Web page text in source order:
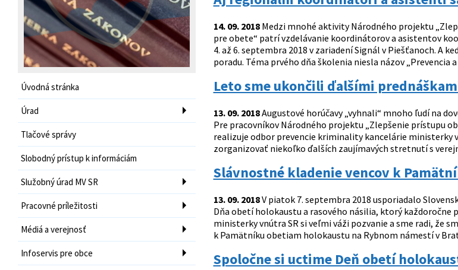
Úvodná stránka
Úrad
Tlačové správy
Slobodný prístup k informáciám
Služobný úrad MV SR
Pracovné príležitosti
Médiá a verejnosť
Infoservis pre obce
14. 09. 2018Medzi mnohé aktivity Národného projektu
pre obete“ patrí vzdelávanie koordinátorov a asistentov
4. až 6. septembra 2018 v zariadení Signál v Piešťanoch.
poradu. Téma prvého dňa školenia niesla názov „Prevencia a
Leto sme ukončili ďalšími
13. 09. 2018Augustové horúčavy „vyhnali“ mnoho ľudí na
Pre pracovníkov Národného projektu „Zlepšenie prístupu
realizuje odbor prevencie kriminality kancelárie ministerky
zorganizovať niekoľko ďalších zaujímavých stretnutí s
Slávnostné kladenie vencov k
13. 09. 2018V piatok 7. septembra 2018 usporiadalo
Dňa obetí holokaustu a rasového násilia, ktorý
ministerky vnútra SR si veľmi váži pozvanie a sme radi, že
k Pamätníku obetiam holokaustu na Rybnom námestí v
Spoločne si uctime Deň obetí